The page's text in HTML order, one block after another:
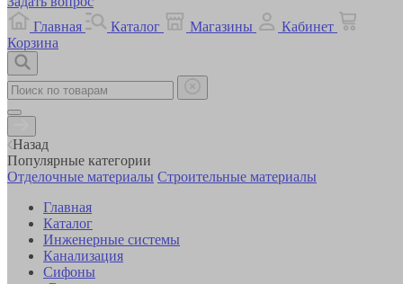
Главная
Каталог Магазины
Кабинет
Корзина
Назад
Популярные категории
Отделочные материалы Строительные материалы
Главная
Каталог
Инженерные системы
Канализация
Сифоны